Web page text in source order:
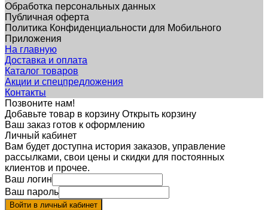
Обработка персональных данных
Публичная оферта
Политика Конфиденциальности для Мобильного
Приложения
На главную
Доставка и оплата
Каталог товаров
Акции и спецпредложения
Контакты
Позвоните нам!
Добавьте товар в корзину Открыть корзину
Ваш заказ готов к оформлению
Личный кабинет
Вам будет доступна история заказов, управление
рассылками, свои цены и скидки для постоянных
клиентов и прочее.
Ваш логин
Ваш пароль
Войти в личный кабинет